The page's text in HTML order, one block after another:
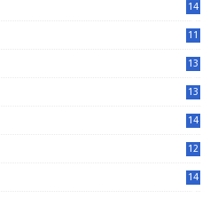
14
11
13
13
14
12
14